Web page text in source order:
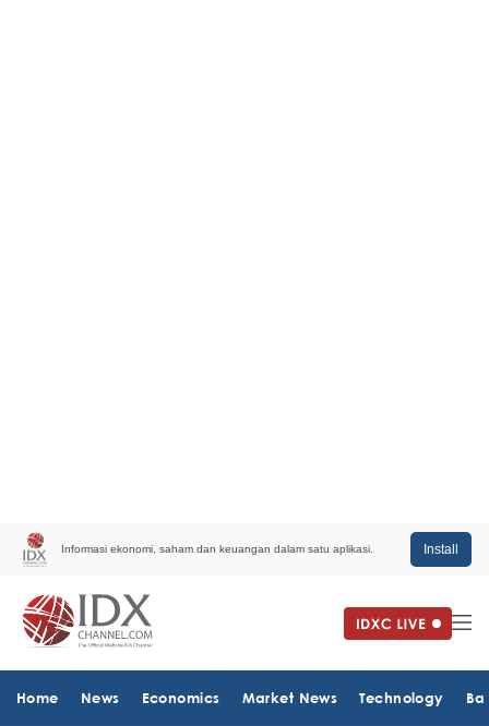
Informasi ekonomi, saham dan keuangan dalam satu aplikasi. Install
Home News Economics Market News Technology